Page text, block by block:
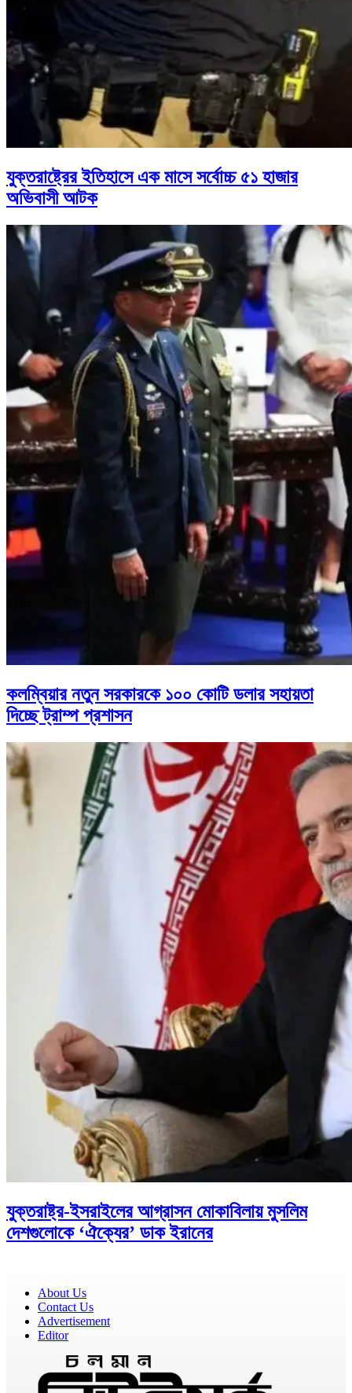
যুক্তরাষ্ট্রের ইতিহাসে এক মাসে সর্বোচ্চ ৫১ হাজার
অভিবাসী আটক
কলম্বিয়ার নতুন সরকারকে ১০০ কোটি ডলার সহায়তা
দিচ্ছে ট্রাম্প প্রশাসন
যুক্তরাষ্ট্র-ইসরাইলের আগ্রাসন মোকাবিলায় মুসলিম
দেশগুলোকে ‘ঐক্যের’ ডাক ইরানের
About Us
Contact Us
Advertisement
Editor